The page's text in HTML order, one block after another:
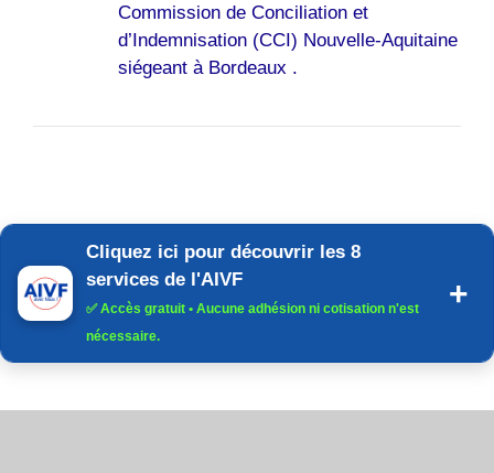
Commission de Conciliation et
d’Indemnisation (CCI) Nouvelle-Aquitaine
siégeant à Bordeaux .
Cliquez ici pour découvrir les 8
services de l'AIVF
✅Accès gratuit • Aucune adhésion ni cotisation n'est
nécessaire.